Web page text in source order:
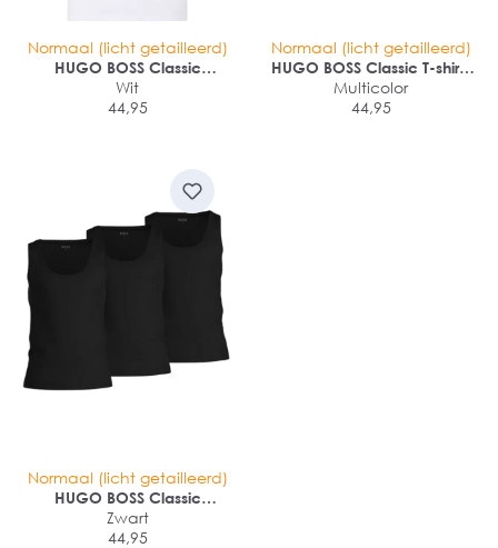
Normaal (licht getailleerd)
HUGO BOSS Classic
Tanktops regular fit (3-pack)
Wit
44,95
Normaal (licht getailleerd)
HUGO BOSS Classic T-shirts
regular fit (3-pack)
Multicolor
44,95
Normaal (licht getailleerd)
HUGO BOSS Classic
Tanktops regular fit (3-pack)
Zwart
44,95